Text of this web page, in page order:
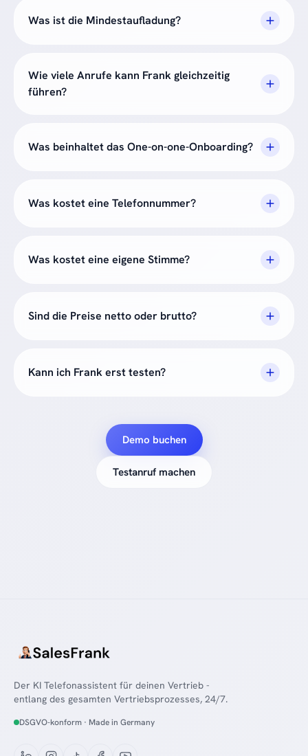
Was ist die Mindestaufladung?
Wie viele Anrufe kann Frank gleichzeitig
führen?
Was beinhaltet das One-on-one-Onboarding?
Was kostet eine Telefonnummer?
Was kostet eine eigene Stimme?
Sind die Preise netto oder brutto?
Kann ich Frank erst testen?
Demo buchen
Testanruf machen
Der KI Telefonassistent für deinen Vertrieb -
entlang des gesamten Vertriebsprozesses, 24/7.
DSGVO-konform · Made in Germany